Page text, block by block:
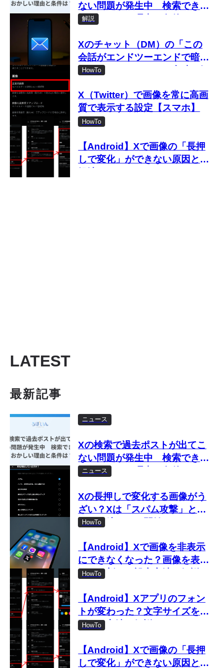
ない問題が発生中 検索できな
い・おかしい理由と条件は？
解説
Xのチャット（DM）の「この
会話がエンドツーエンドで暗号
化されました」とは？意味を解
HowTo
X（Twitter）で画像を常に高画
質で表示する設定【スマホ】
HowTo
【Android】Xで画像の「長押
しで変化」ができない原因と対
LATEST
最新記事
ニュース
Xの検索で過去ポストが出てこ
ない問題が発生中 検索できな
い・おかしい理由と条件は？
ニュース
Xの長押しで変化する画像がう
ざい？Xは「スパム攻撃」とし
て取り締まりを開始
HowTo
【Android】Xで画像を非表示
にできなくなった？画像を表示
しない新しい設定方法を解説
HowTo
【Android】Xアプリのフォン
トが変わった？文字サイズを変
更する方法を解説
HowTo
【Android】Xで画像の「長押
しで変化」ができない原因と対